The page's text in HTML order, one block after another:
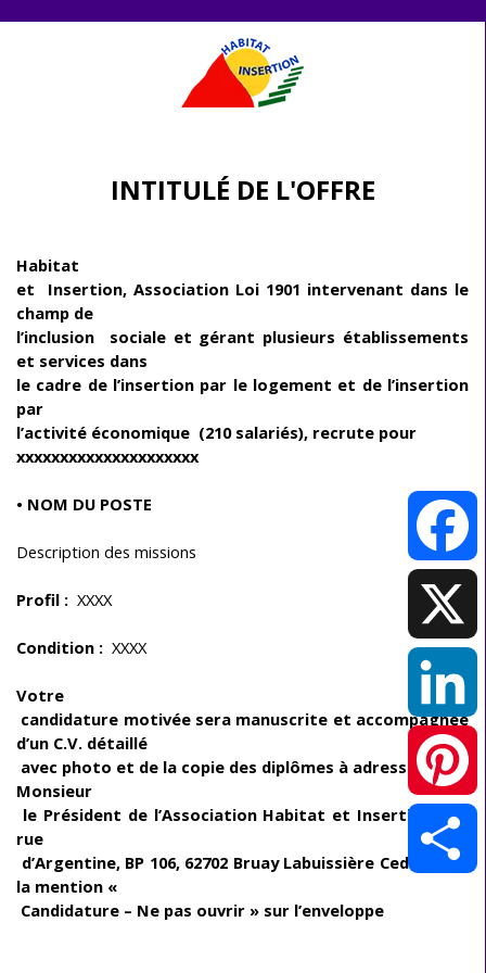
INTITULÉ DE L'OFFRE
Habitat
et Insertion, Association Loi 1901 intervenant dans le
champ de
l’inclusion sociale et gérant plusieurs établissements
et services dans
le cadre de l’insertion par le logement et de l’insertion
par
l’activité économique (210 salariés), recrute pour
xxxxxxxxxxxxxxxxxxxxx
• NOM DU POSTE
Description des missions
Profil : XXXX
Condition : XXXX
Votre
candidature motivée sera manuscrite et accompagnée
d’un C.V. détaillé
avec photo et de la copie des diplômes à adresser à :
Monsieur
le Président de l’Association Habitat et Insertion, 122
rue
d’Argentine, BP 106, 62702 Bruay Labuissière Cedex avec
la mention «
Candidature – Ne pas ouvrir » sur l’enveloppe
Facebook
X
LinkedIn
Pinterest